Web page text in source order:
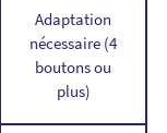
Adaptation
nécessaire (4
boutons ou
plus)